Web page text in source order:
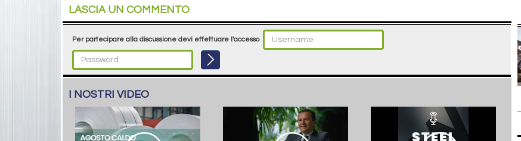
LASCIA UN COMMENTO
Per partecipare alla discussione devi effettuare l'accesso
I NOSTRI VIDEO